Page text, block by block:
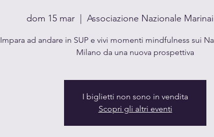
dom 15 mar Associazione Nazionale
Impara ad andare in SUP e vivi momenti mindfulness sui
Milano da una nuova prospettiva
I biglietti non sono in vendita
Scopri gli altri eventi